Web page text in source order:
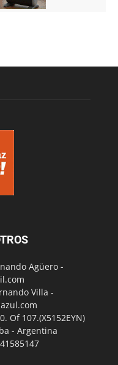
Agüero -
Villa -
Of 107.(X5152EYN)
- Argentina